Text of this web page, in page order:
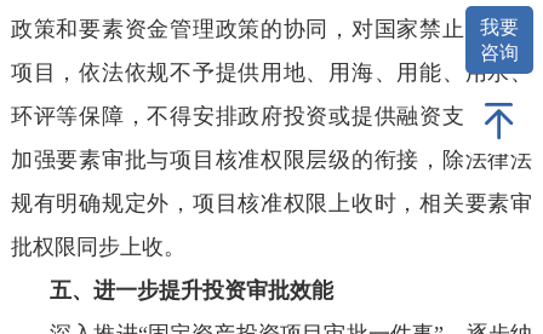
政策和要素资金管理政策的协同，对国家禁止建设的
项目，依法依规不予提供用地、用海、用能、用水、
环评等保障，不得安排政府投资或提供融资支持等。
加强要素审批与项目核准权限层级的衔接，除法律法
规有明确规定外，项目核准权限上收时，相关要素审
批权限同步上收。
五、进一步提升投资审批效能
我要
咨询